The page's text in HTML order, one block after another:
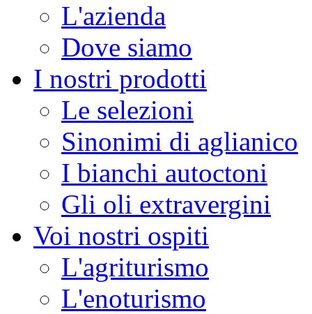
L'azienda
Dove siamo
I nostri prodotti
Le selezioni
Sinonimi di aglianico
I bianchi autoctoni
Gli oli extravergini
Voi nostri ospiti
L'agriturismo
L'enoturismo